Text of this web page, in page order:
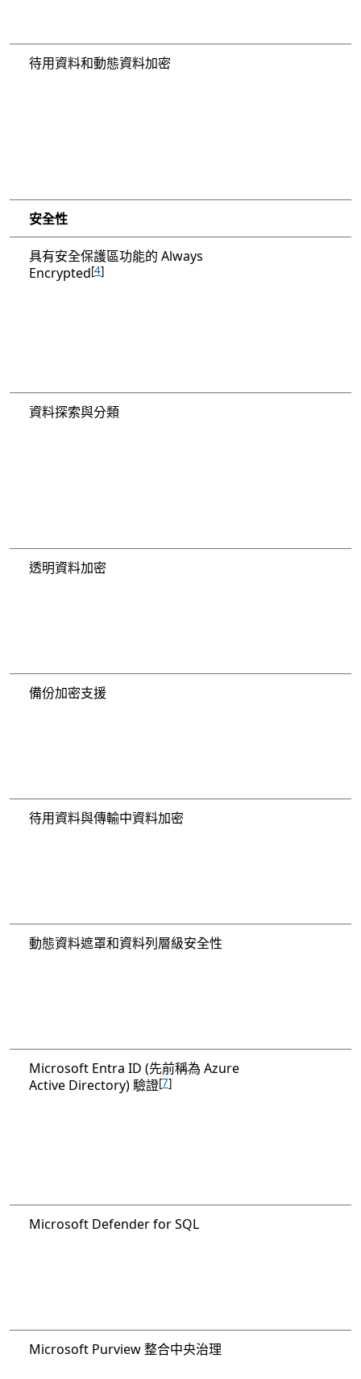
待用資料和動態資料加密
安全性
具有安全保護區功能的 Always
Encrypted[4]
資料探索與分類
透明資料加密
備份加密支援
待用資料與傳輸中資料加密
動態資料遮罩和資料列層級安全性
Microsoft Entra ID (先前稱為 Azure
Active Directory) 驗證[7]
Microsoft Defender for SQL
Microsoft Purview 整合中央治理